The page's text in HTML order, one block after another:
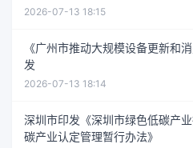
2026-07-13 18:15
《广州市推动大规模设备更新和
发
2026-07-13 18:14
深圳市印发《深圳市绿色低碳产
碳产业认定管理暂行办法》